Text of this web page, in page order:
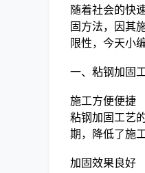
随着社会的快
固方法，因其
限性，今天小
一、粘钢加固
施工方便便捷
粘钢加固工艺
期，降低了施
加固效果良好